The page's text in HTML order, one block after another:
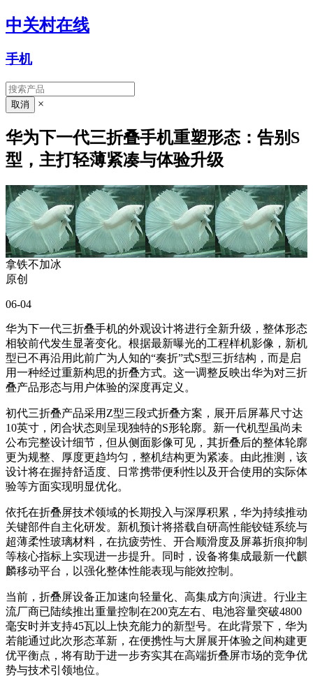
中关村在线
手机
×
华为下一代三折叠手机重塑形态：告别S
型，主打轻薄紧凑与体验升级
拿铁不加冰
原创
06-04
华为下一代三折叠手机的外观设计将进行全新升级，整体形态
相较前代发生显著变化。根据最新曝光的工程样机影像，新机
型已不再沿用此前广为人知的“奏折”式S型三折结构，而是启
用一种经过重新构思的折叠方式。这一调整反映出华为对三折
叠产品形态与用户体验的深度再定义。
初代三折叠产品采用Z型三段式折叠方案，展开后屏幕尺寸达
10英寸，闭合状态则呈现独特的S形轮廓。新一代机型虽尚未
公布完整设计细节，但从侧面影像可见，其折叠后的整体轮廓
更为规整、厚度更趋均匀，整机结构更为紧凑。由此推测，该
设计将在握持舒适度、日常携带便利性以及开合使用的实际体
验等方面实现明显优化。
依托在折叠屏技术领域的长期投入与深厚积累，华为持续推动
关键部件自主化研发。新机预计将搭载自研高性能铰链系统与
超薄柔性玻璃材料，在抗疲劳性、开合顺滑度及屏幕折痕抑制
等核心指标上实现进一步提升。同时，设备将集成最新一代麒
麟移动平台，以强化整体性能表现与能效控制。
当前，折叠屏设备正加速向轻量化、高集成方向演进。行业主
流厂商已陆续推出重量控制在200克左右、电池容量突破4800
毫安时并支持45瓦以上快充能力的新型号。在此背景下，华为
若能通过此次形态革新，在便携性与大屏展开体验之间构建更
优平衡点，将有助于进一步夯实其在高端折叠屏市场的竞争优
势与技术引领地位。